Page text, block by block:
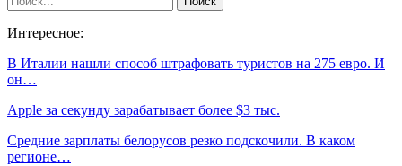
Интересное:
В Италии нашли способ штрафовать туристов на 275 евро. И
он…
Apple за секунду зарабатывает более $3 тыс.
Средние зарплаты белорусов резко подскочили. В каком
регионе…